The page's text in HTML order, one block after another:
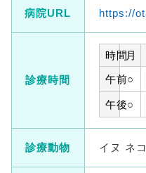
病院URL https://
診療時間
時間月
午前○
午後○
診療動物 イヌ ネコ